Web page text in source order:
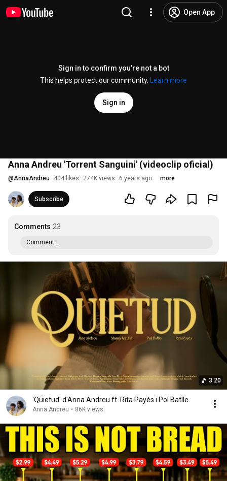
Open App
Sign in to confirm you’re not a bot
This helps protect our community.
Learn more
Sign in
Anna Andreu 'Torrent Sanguini' (videoclip oficial)
@AnnaAndreu 404 likes 274K views 6 years ago more
Subscribe
Comments 23
Comment...
3:20
'Quietud' d'Anna Andreu ft. Rita Payés i Pol Batlle
Anna Andreu • 86K views